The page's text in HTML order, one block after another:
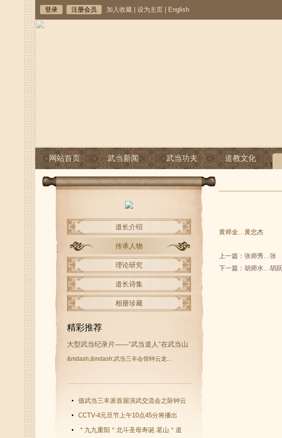
登录 注册会员 加入收藏 设为主页 English
网站首页 武当新闻 武当功夫 道教文化
道长介绍
传承人物
理论研究
道长诗集
相册珍藏
精彩推荐
大型武当纪录片——“武当道人”在武当山
&mdash;&mdash;武当三丰会馆钟云龙...
值武当三丰派首届演武交流会之际钟云
龙道长再收新徒
CCTV-4元旦节上午10点45分将播出
《武当功夫传人 钟云龙》纪录片
＂九九重阳＂北斗圣母寿诞.茗山＂道
黄师金…黄忠杰
上一篇： 张师秀…张
下一篇： 胡师水…胡